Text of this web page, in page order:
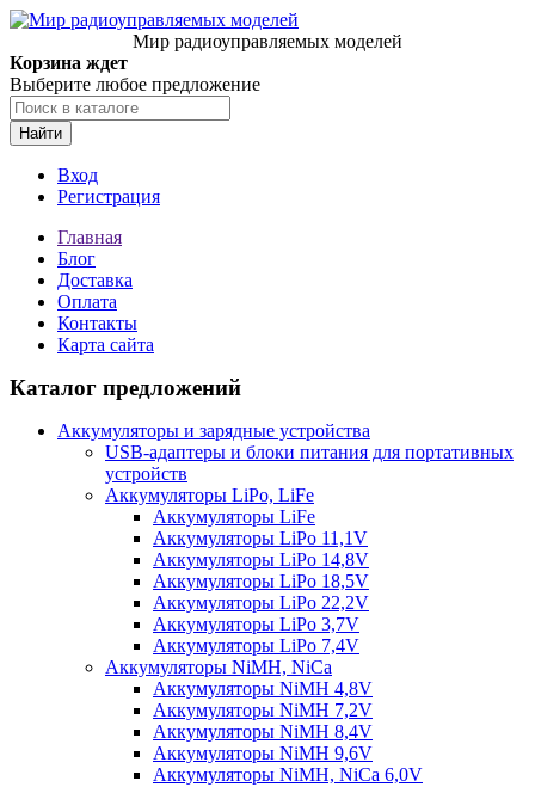
Мир радиоуправляемых моделей
Корзина ждет
Выберите любое предложение
Найти
Вход
Регистрация
Главная
Блог
Доставка
Оплата
Контакты
Карта сайта
Каталог предложений
Аккумуляторы и зарядные устройства
USB-адаптеры и блоки питания для портативных
устройств
Аккумуляторы LiPo, LiFe
Аккумуляторы LiFe
Аккумуляторы LiPo 11,1V
Аккумуляторы LiPo 14,8V
Аккумуляторы LiPo 18,5V
Аккумуляторы LiPo 22,2V
Аккумуляторы LiPo 3,7V
Аккумуляторы LiPo 7,4V
Аккумуляторы NiMH, NiCa
Аккумуляторы NiMH 4,8V
Аккумуляторы NiMH 7,2V
Аккумуляторы NiMH 8,4V
Аккумуляторы NiMH 9,6V
Аккумуляторы NiMH, NiCa 6,0V